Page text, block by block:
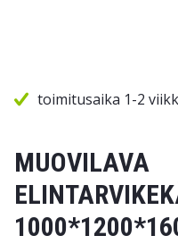
toimitusaika 1-2
MUOVILAVA